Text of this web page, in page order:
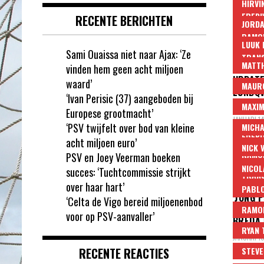
HART
JANUARI
‘JONG
BREDA
JANUARI
LUUK
NICK
RYAN
RECENTE BERICHTEN
Sami Ouaissa niet naar Ajax: ‘Ze
vinden hem geen acht miljoen
waard’
‘Ivan Perisic (37) aangeboden bij
Europese grootmacht’
‘PSV twijfelt over bod van kleine
acht miljoen euro’
PSV en Joey Veerman boeken
succes: ‘Tuchtcommissie strijkt
over haar hart’
‘Celta de Vigo bereid miljoenenbod
voor op PSV-aanvaller’
RECENTE REACTIES